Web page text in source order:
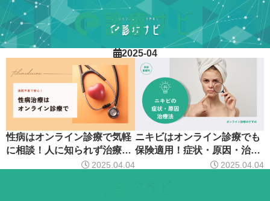
2025-04
性病はオンライン診療で気軽
に相談！人に知られず治療で
2025.04.04
ニキビはオンライン診療でも
保険適用！症状・原因・治療
2025.04.04